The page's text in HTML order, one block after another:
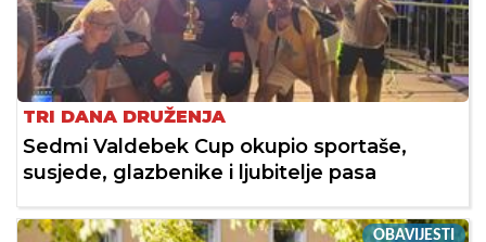
TRI DANA DRUŽENJA
Sedmi Valdebek Cup okupio sportaše,
susjede, glazbenike i ljubitelje pasa
OBAVIJESTI